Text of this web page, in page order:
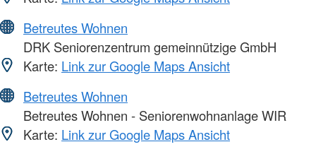
Betreutes Wohnen
DRK Seniorenzentrum gemeinnützige GmbH
Karte: Link zur Google Maps Ansicht
Betreutes Wohnen
Betreutes Wohnen - Seniorenwohnanlage WIR
Karte: Link zur Google Maps Ansicht